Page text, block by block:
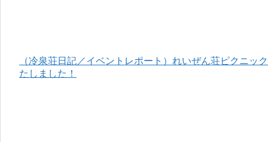
（冷泉荘日記／イベントレポート）れいぜん荘ピクニッ
たしました！